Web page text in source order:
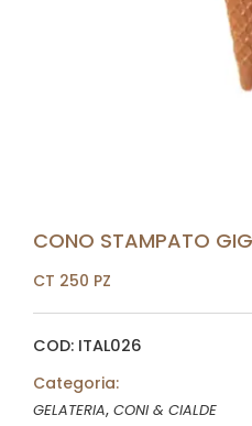
CONO STAMPATO
CT 250 PZ
COD: ITAL026
Categoria:
GELATERIA, CONI & CIALDE